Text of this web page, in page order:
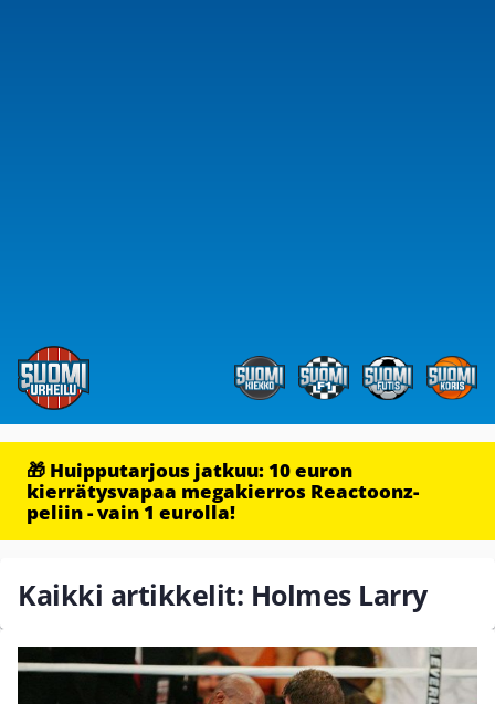
🎁 Huipputarjous jatkuu: 10 euron
kierrätysvapaa megakierros Reactoonz-
peliin - vain 1 eurolla!
Kaikki artikkelit: Holmes Larry